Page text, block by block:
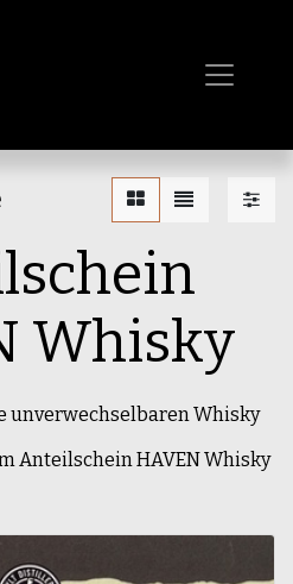
Whisky
unverwechselbaren Whisky
Anteilschein HAVEN Whisky